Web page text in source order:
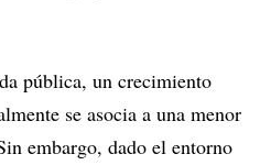
pública, un crecimiento
se asocia a una menor
embargo, dado el entorno